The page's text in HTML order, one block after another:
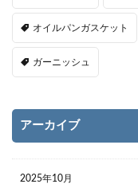
オイルパンガスケット
ガーニッシュ
アーカイブ
2025年10月